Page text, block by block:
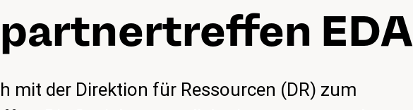
Pont
Interessensvertretung
Community EDA
mit der Direktion für Ressourcen (DR) zum